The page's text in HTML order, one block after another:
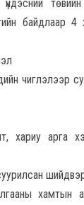
байдлаар 4
чиглэлээр
хариу арга
хамтын